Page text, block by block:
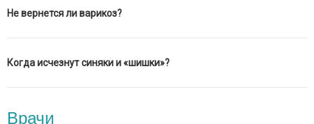
Не вернется ли варикоз?
Когда исчезнут синяки и «шишки»?
Врачи